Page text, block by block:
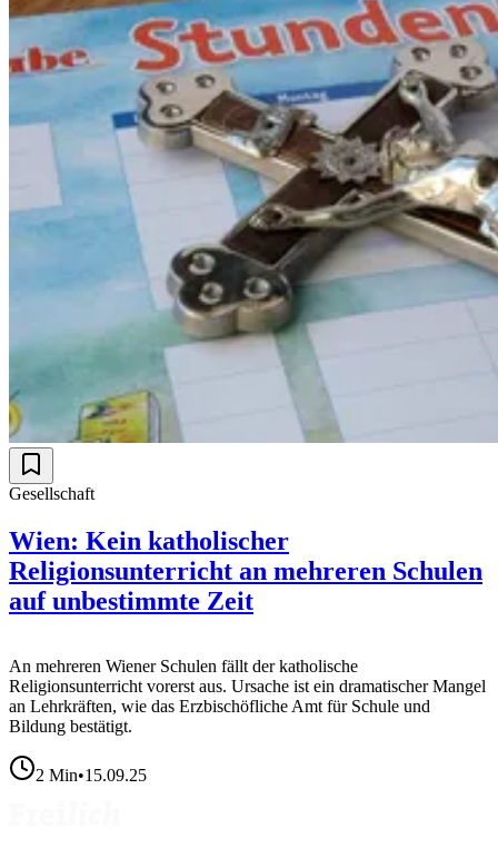
Gesellschaft
Wien: Kein katholischer
Religionsunterricht an mehreren Schulen
auf unbestimmte Zeit
An mehreren Wiener Schulen fällt der katholische
Religionsunterricht vorerst aus. Ursache ist ein dramatischer Mangel
an Lehrkräften, wie das Erzbischöfliche Amt für Schule und
Bildung bestätigt.
2 Min•15.09.25